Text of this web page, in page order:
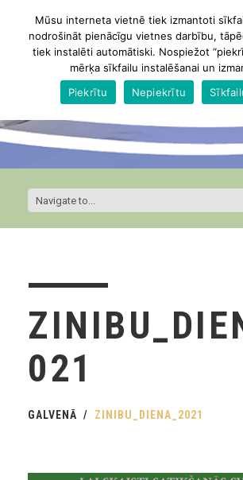
021
GALVENĀ ZINIBU_DIENA_2021
Mūsu interneta vietnē tiek izmantoti
nodrošināt pienācīgu vietnes darbību,
tiek instalēti automātiski. Nospiežot
mērķa sīkfailu instalēšanai un
Piekrītu
Nepiekrītu